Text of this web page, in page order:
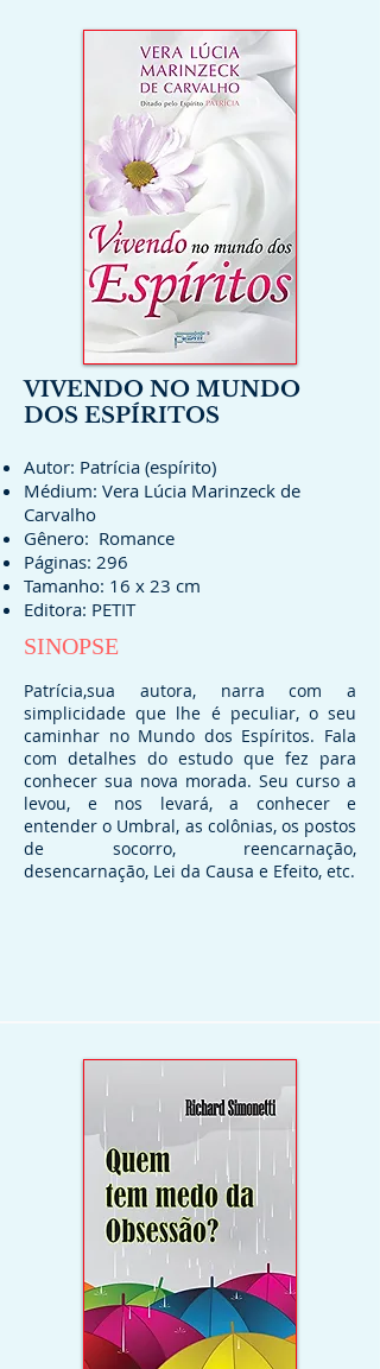
Promoção do mês - Setembro de
10% de desconto
Em apoio ao Setembro Amarelo,
todos os livros que têm por tema a
VIVENDO NO MUNDO
DOS ESPÍRITOS
Autor: Patrícia (espírito)
Médium: Vera Lúcia Marinzeck de
Carvalho
Gênero: Romance
Páginas: 296
Tamanho: 16 x 23 cm
Editora: PETIT
SINOPSE
Patrícia,sua autora, narra com a
simplicidade que lhe é peculiar, o seu
caminhar no Mundo dos Espíritos. Fala
com detalhes do estudo que fez para
conhecer sua nova morada. Seu curso a
levou, e nos levará, a conhecer e
entender o Umbral, as colônias, os postos
de socorro, reencarnação,
desencarnação, Lei da Causa e Efeito, etc.